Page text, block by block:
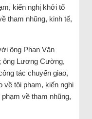
kiến nghị khởi tố
tham nhũng, kinh tế,
ông Phan Văn
ông Lương Cường,
tác chuyển giao,
về tội phạm, kiến nghị
về tham nhũng,